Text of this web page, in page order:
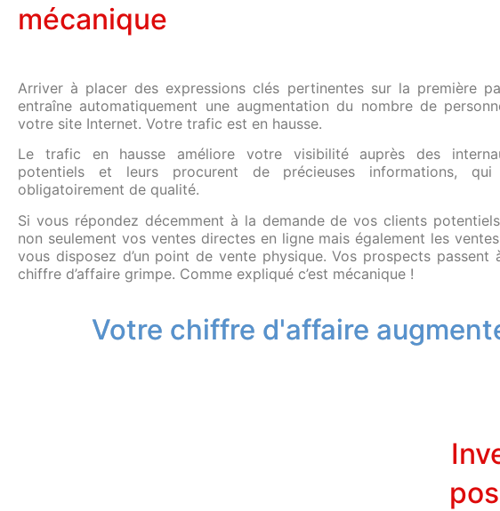
mécanique
Arriver à placer des expressions clés pertinentes sur la première
entraîne automatiquement une augmentation du nombre de
votre site Internet. Votre trafic est en hausse.
Le trafic en hausse améliore votre visibilité auprès des
potentiels et leurs procurent de précieuses informations,
obligatoirement de qualité.
Si vous répondez décemment à la demande de vos clients
non seulement vos ventes directes en ligne mais également les
vous disposez d’un point de vente physique. Vos prospects passent
chiffre d’affaire grimpe. Comme expliqué c’est mécanique !
Votre chiffre d'affaire